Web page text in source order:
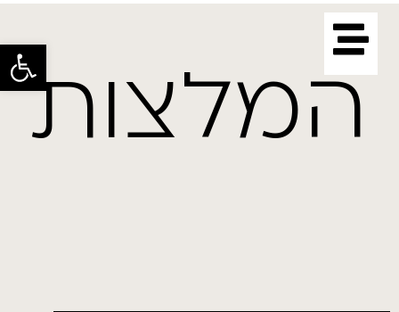
פתחהמלצות